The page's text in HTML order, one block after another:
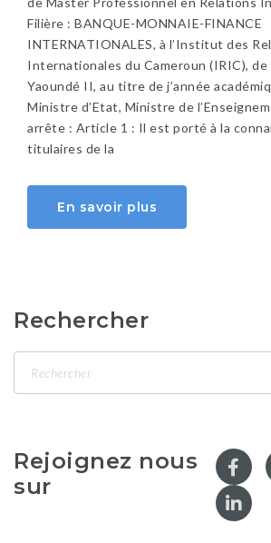
Filière : BANQUE-MONNAIE-FINANCE
INTERNATIONALES, à l’Institut des
Internationales du Cameroun (IRIC), de
Yaoundé II, au titre de j’année
Ministre d’Etat, Ministre de
arrête : Article 1 : Il est porté à la
titulaires de la
En savoir plus
Rechercher
Rejoignez nous
sur